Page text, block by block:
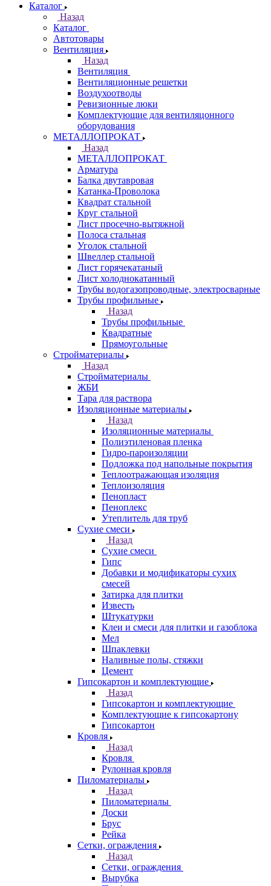
Каталог
Назад
Каталог
Автотовары
Вентиляция
Назад
Вентиляция
Вентиляционные решетки
Воздухоотводы
Ревизионные люки
Комплектующие для вентиляцонного
оборудования
МЕТАЛЛОПРОКАТ
Назад
МЕТАЛЛОПРОКАТ
Арматура
Балка двутавровая
Катанка-Проволока
Квадрат стальной
Круг стальной
Лист просечно-вытяжной
Полоса стальная
Уголок стальной
Швеллер стальной
Лист горячекатаный
Лист холоднокатанный
Трубы водогазопроводные, электросварные
Трубы профильные
Назад
Трубы профильные
Квадратные
Прямоугольные
Стройматериалы
Назад
Стройматериалы
ЖБИ
Тара для раствора
Изоляционные материалы
Назад
Изоляционные материалы
Полиэтиленовая пленка
Гидро-пароизоляции
Подложка под напольные покрытия
Теплоотражающая изоляция
Теплоизоляция
Пенопласт
Пеноплекс
Утеплитель для труб
Сухие смеси
Назад
Сухие смеси
Гипс
Добавки и модификаторы сухих
смесей
Затирка для плитки
Известь
Штукатурки
Клеи и смеси для плитки и газоблока
Мел
Шпаклевки
Наливные полы, стяжки
Цемент
Гипсокартон и комплектующие
Назад
Гипсокартон и комплектующие
Комплектующие к гипсокартону
Гипсокартон
Кровля
Назад
Кровля
Рулонная кровля
Пиломатериалы
Назад
Пиломатериалы
Доски
Брус
Рейка
Сетки, ограждения
Назад
Сетки, ограждения
Вырубка